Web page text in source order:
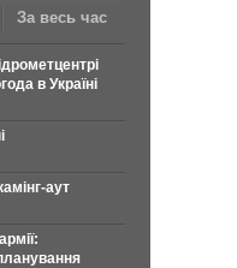
За весь час
в Україні
аут